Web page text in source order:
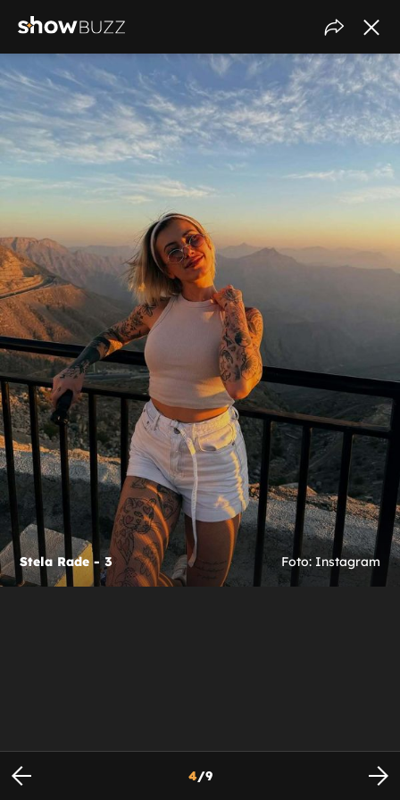
Stela Rade - 3 Foto: Instagram
4/9